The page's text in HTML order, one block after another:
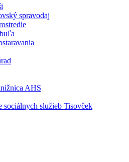
spravodaj
AHS
sociálnych služieb Tisovček